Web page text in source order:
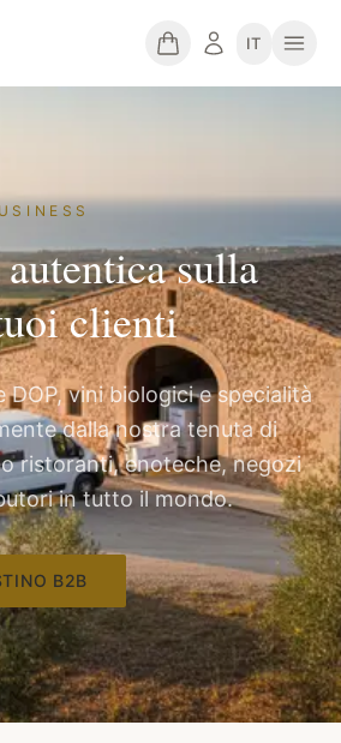
IT
sulla
clienti
DOP, vini biologici e specialità
dalla nostra tenuta di
ristoranti, enoteche, negozi
in tutto il mondo.
B2B